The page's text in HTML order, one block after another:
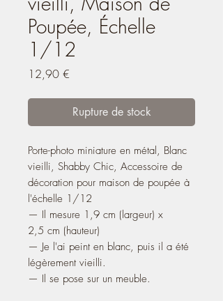
Poupée, Échelle
1/12
12,90 €
Rupture de stock
Porte-photo miniature en métal, Blanc
vieilli, Shabby Chic, Accessoire de
décoration pour maison de poupée à
l'échelle 1/12
— Il mesure 1,9 cm (largeur) x
2,5 cm (hauteur)
— Je l'ai peint en blanc, puis il a été
légèrement vieilli.
— Il se pose sur un meuble.